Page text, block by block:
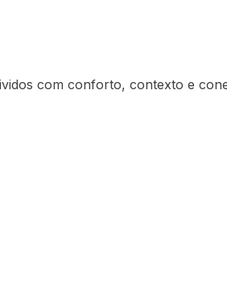
com conforto, contexto e